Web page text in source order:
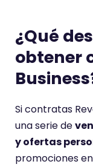
¿Qué
obtener
Si contratas
una serie dev
y ofertas
promociones